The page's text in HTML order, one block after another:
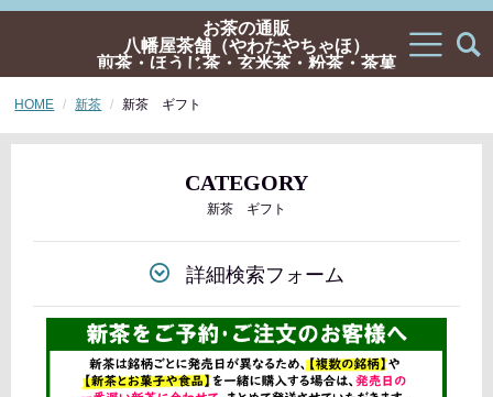
お茶の通販
八幡屋茶舗（やわたやちゃほ）
煎茶・ほうじ茶・玄米茶・粉茶・茶菓
子・ギフトの通販
HOME 新茶 新茶 ギフト
CATEGORY
新茶 ギフト
詳細検索フォーム